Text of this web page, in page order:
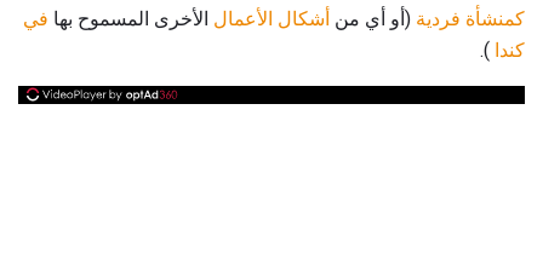
كمنشأة فردية (أو أي من أشكال الأعمال الأخرى المسموح بها في
كندا ).